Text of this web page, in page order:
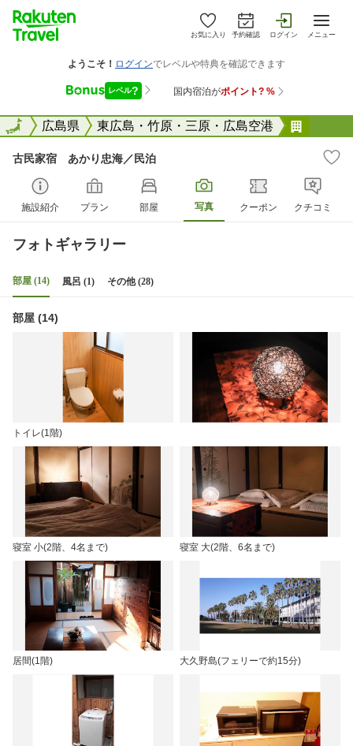
お気に入り 予約確認 ログイン メニュー
全国広島県 東広島・竹原・三原・広島空港
全国
古民家宿 あかり忠海／民泊
施設紹介 プラン 部屋 写真 クーポン クチコミ
フォトギャラリー
部屋 (14) 風呂 (1) その他 (28)
部屋 (14)
トイレ(1階)
寝室 小(2階、4名まで) 寝室 大(2階、6名まで)
居間(1階) 大久野島(フェリーで約15分)